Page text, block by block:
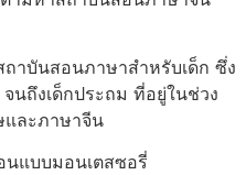
ถาบันสอนภาษาสำหรับเด็ก ซึ่ง
นถึงเด็กประถม ที่อยู่ในช่วง
และภาษาจีน
นแบบมอนเตสซอรี่